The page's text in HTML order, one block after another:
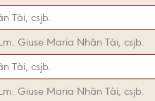
Tài, csjb.
Giuse Maria Nhân Tài, csjb.
Tài, csjb.
Giuse Maria Nhân Tài, csjb.